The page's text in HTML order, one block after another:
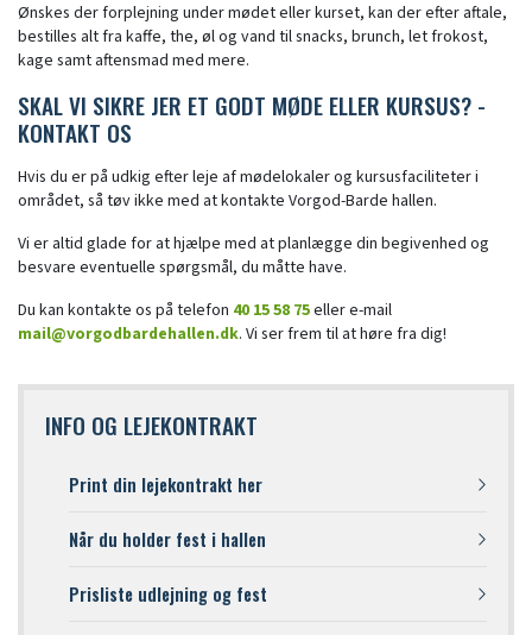
INFO OG LEJEKONTRAKT
Print din lejekontrakt her
Når du holder fest i hallen
Prisliste udlejning og fest
Ønskes der forplejning under mødet eller kurset, kan der efter aftale,
bestilles alt fra kaffe, the, øl og vand til snacks, brunch, let frokost,
kage samt aftensmad med mere.
SKAL VI SIKRE JER ET GODT MØDE ELLER KURSUS? -
KONTAKT OS
Hvis du er på udkig efter leje af mødelokaler og kursusfaciliteter i
området, så tøv ikke med at kontakte Vorgod-Barde hallen.
Vi er altid glade for at hjælpe med at planlægge din begivenhed og
besvare eventuelle spørgsmål, du måtte have.
Du kan kontakte os på telefon 40 15 58 75eller e-mail
mail@vorgodbardehallen.dk. Vi ser frem til at høre fra dig!